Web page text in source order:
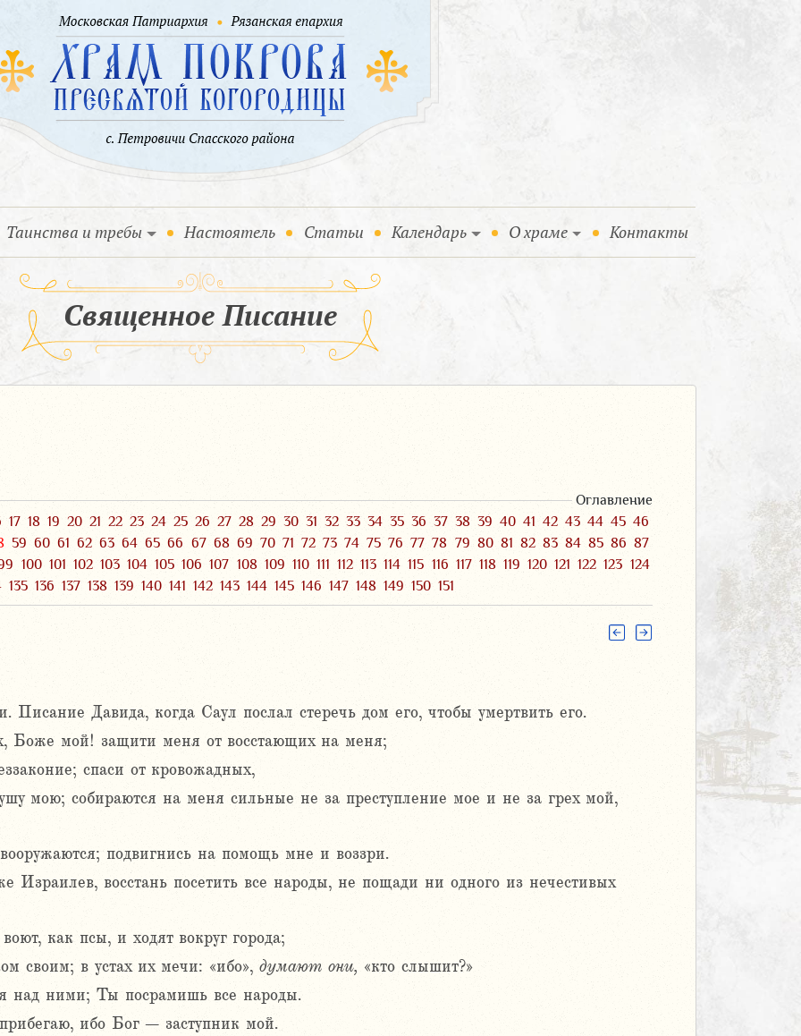
Таинства и требы Настоятель Статьи Календарь О храме Контакты
Священное Писание
Оглавление
17 18 19 20 21 22 23 24 25 26 27 28 29 30 31 32 33 34 35 36 37 38 39 40 41 42 43 44 45 46
59 60 61 62 63 64 65 66 67 68 69 70 71 72 73 74 75 76 77 78 79 80 81 82 83 84 85 86 87
100 101 102 103 104 105 106 107 108 109 110 111 112 113 114 115 116 117 118 119 120 121 122 123 124
135 136 137 138 139 140 141 142 143 144 145 146 147 148 149 150 151
Писание Давида, когда Саул послал стеречь дом его, чтобы умертвить его.
Боже мой! защити меня от восстающих на меня;
спаси от кровожадных,
мою; собираются на меня сильные не за преступление мое и не за грех мой,
подвигнись на помощь мне и воззри.
восстань посетить все народы, не пощади ни одного из нечестивых
как псы, и ходят вокруг города;
своим; в устах их мечи: «ибо», думают они, «кто слышит?»
над ними; Ты посрамишь все народы.
ибо Бог – заступник мой.